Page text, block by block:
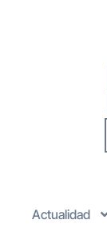
Actualidad